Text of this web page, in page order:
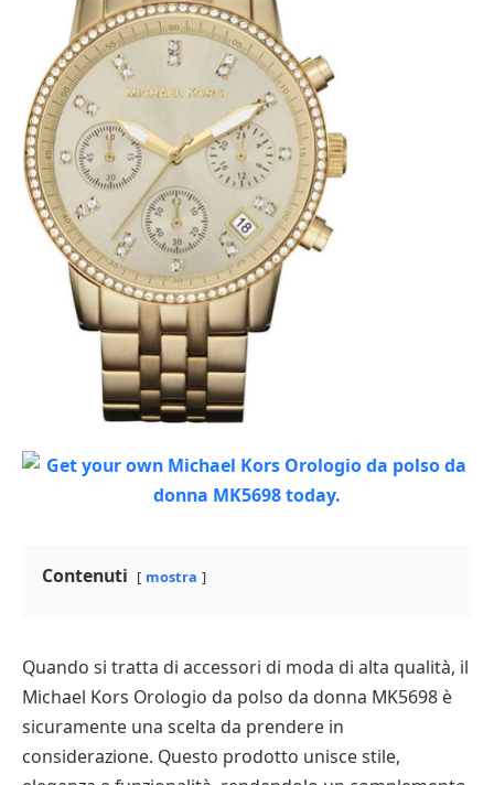
Contenuti mostra
Quando si tratta di accessori di moda di alta qualità, il
Michael Kors Orologio da polso da donna MK5698 è
sicuramente una scelta da prendere in
considerazione. Questo prodotto unisce stile,